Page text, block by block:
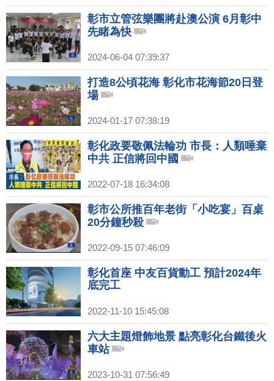
彰市立管弦樂團將赴澳公演 6月彰中
先睹為快
2024-06-04 07:39:37
打造8公頃花海 彰化市花海節20日登
場
2024-01-17 07:38:19
彰化政要敬佩法輪功 市長：人類唾棄
中共 正信將回中國
2022-07-18 16:34:08
彰市公所推百年老街「小吃宴」百桌
20分鐘秒殺
2022-09-15 07:46:09
彰化首座 中友百貨動工 預計2024年
底完工
2022-11-10 15:45:08
六大主題燈飾地景 點亮彰化台鐵後火
車站
2023-10-31 07:56:49